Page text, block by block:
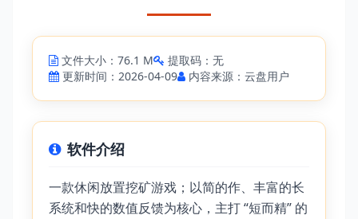
文件大小：76.1 M
提取码：无
更新时间：2026-04-09
内容来源：云盘用户
软件介绍
一款休闲放置挖矿游戏；以简的作、丰富的长
系统和快的数值反馈为核心，主打 “短而精” 的